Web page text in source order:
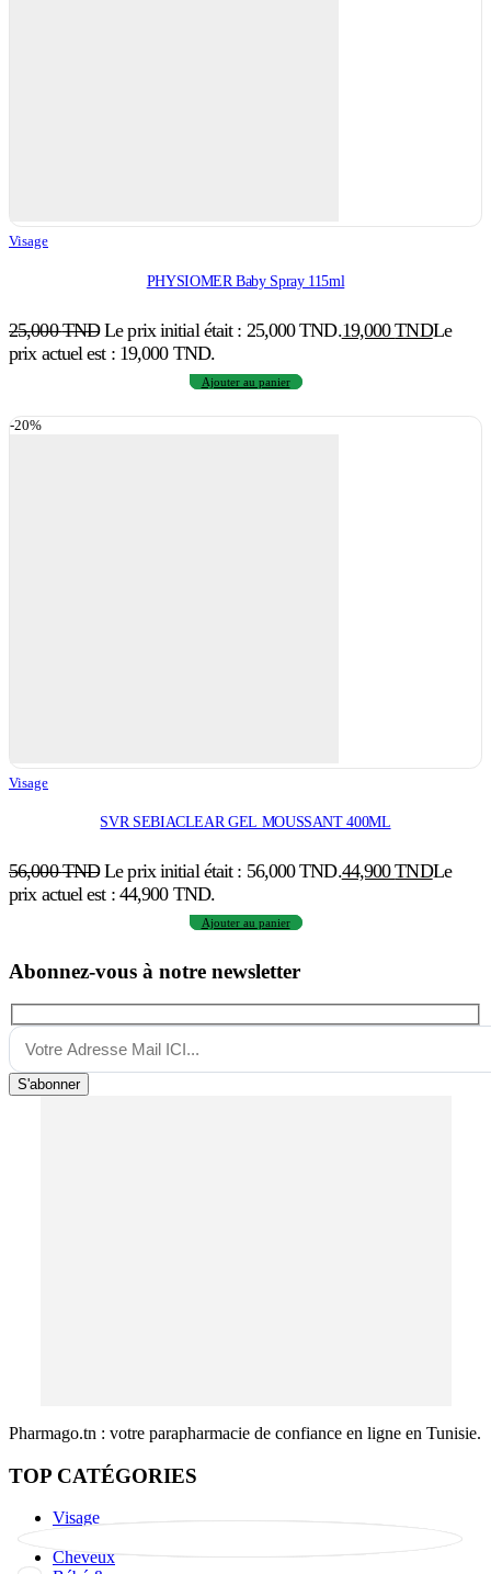
Visage
PHYSIOMER Baby Spray 115ml
25,000TND Le prix initial était : 25,000 TND.19,000TNDLe
prix actuel est : 19,000 TND.
Ajouter au panier
-20%
Visage
SVR SEBIACLEAR GEL MOUSSANT 400ML
56,000TND Le prix initial était : 56,000 TND.44,900TNDLe
prix actuel est : 44,900 TND.
Ajouter au panier
Abonnez-vous à notre newsletter
S'abonner
Pharmago.tn : votre parapharmacie de confiance en ligne en Tunisie.
TOP CATÉGORIES
Visage
Cheveux